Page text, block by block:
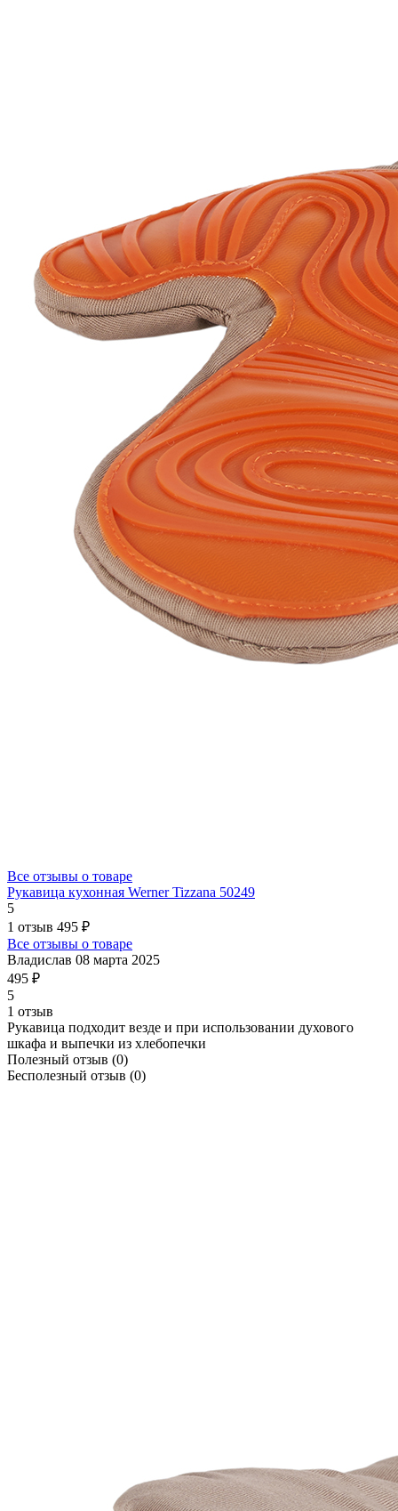
Все отзывы о товаре
Рукавица кухонная Werner Tizzana 50249
5
1 отзыв 495 ₽
Все отзывы о товаре
Владислав 08 марта 2025
495 ₽
5
1 отзыв
Рукавица подходит везде и при использовании духового
шкафа и выпечки из хлебопечки
Полезный отзыв (0)
Бесполезный отзыв (0)